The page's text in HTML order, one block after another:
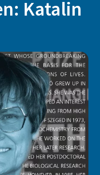
Katalin